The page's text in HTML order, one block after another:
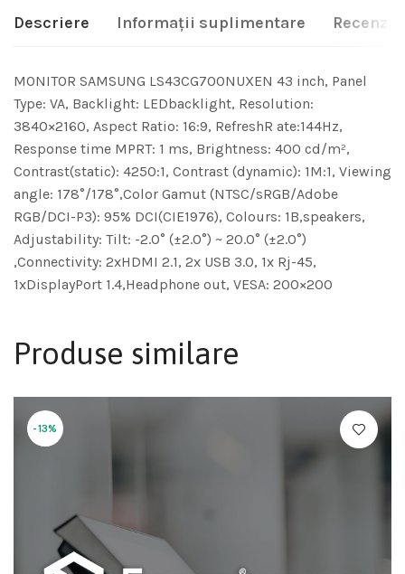
Descriere Informații suplimentare Recenzii
MONITOR SAMSUNG LS43CG700NUXEN 43 inch, Panel
Type: VA, Backlight: LEDbacklight, Resolution:
3840×2160, Aspect Ratio: 16:9, RefreshR ate:144Hz,
Response time MPRT: 1 ms, Brightness: 400 cd/m²,
Contrast(static): 4250:1, Contrast (dynamic): 1M:1, Viewing
angle: 178°/178°,Color Gamut (NTSC/sRGB/Adobe
RGB/DCI-P3): 95% DCI(CIE1976), Colours: 1B,speakers,
Adjustability: Tilt: -2.0° (±2.0°) ~ 20.0° (±2.0°)
,Connectivity: 2xHDMI 2.1, 2x USB 3.0, 1x Rj-45,
1xDisplayPort 1.4,Headphone out, VESA: 200×200
Produse similare
-13%